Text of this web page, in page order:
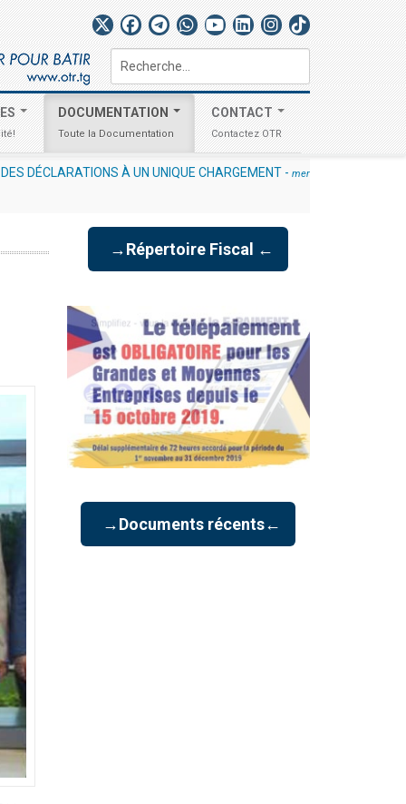
Rechercher
DOCUMENTATION
Toute la Documentation
CONTACT
Contactez OTR
À UN UNIQUE CHARGEMENT - mercredi,
→Répertoire Fiscal ←
→Documents récents←